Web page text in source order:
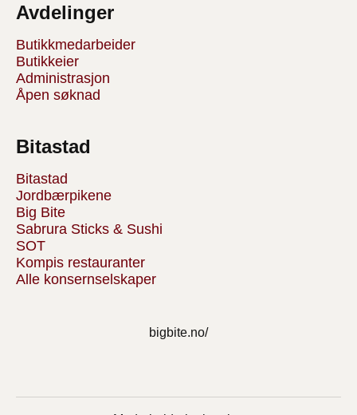
Avdelinger
Butikkmedarbeider
Butikkeier
Administrasjon
Åpen søknad
Bitastad
Bitastad
Jordbærpikene
Big Bite
Sabrura Sticks & Sushi
SOT
Kompis restauranter
Alle konsernselskaper
bigbite.no/